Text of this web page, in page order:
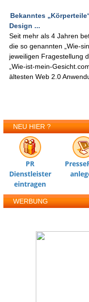
Bekanntes
Design ...
Seit mehr als 4 Jahren
die so genannten „Wie-
jeweiligen Fragestellung
„Wie-ist-mein-
ältesten Web 2.0
NEU HIER ?
PR
Dienstleister
eintragen
WERBUNG